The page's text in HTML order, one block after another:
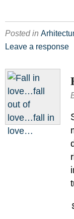
Posted in
Leave a response